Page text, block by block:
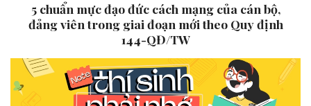
5 chuẩn mực đạo đức cách mạng của cán bộ,
đảng viên trong giai đoạn mới theo Quy định
144-QĐ/TW